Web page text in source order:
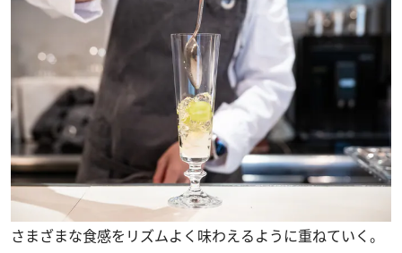
さまざまな食感をリズムよく味わえるように重ねていく。